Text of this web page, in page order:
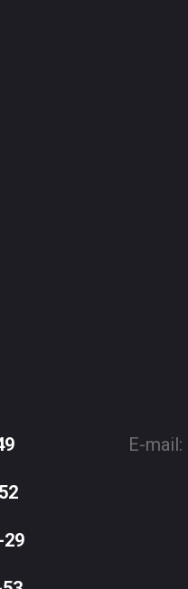
E-mail: